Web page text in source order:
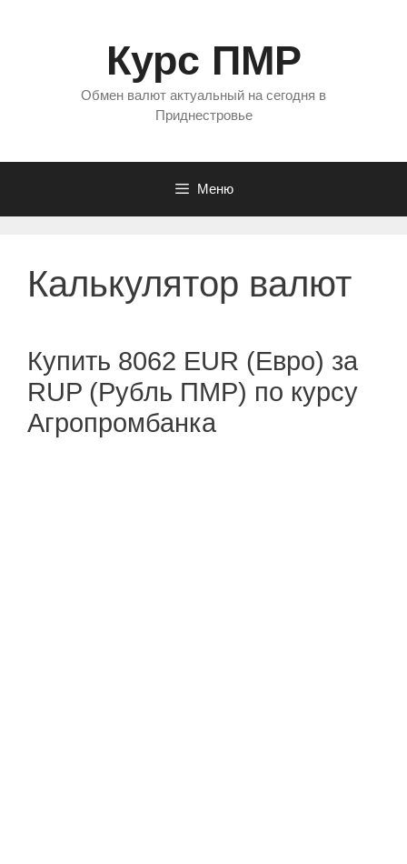
Курс ПМР
Обмен валют актуальный на сегодня в
Приднестровье
Меню
Калькулятор валют
Купить 8062 EUR (Евро) за
RUP (Рубль ПМР) по курсу
Агропромбанка